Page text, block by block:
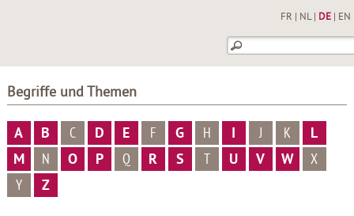
FR NL| DE| EN
Begriffe und Themen
A B C D E F G H I J K
L
M
N O P Q R S T U V W
X
Y
Z